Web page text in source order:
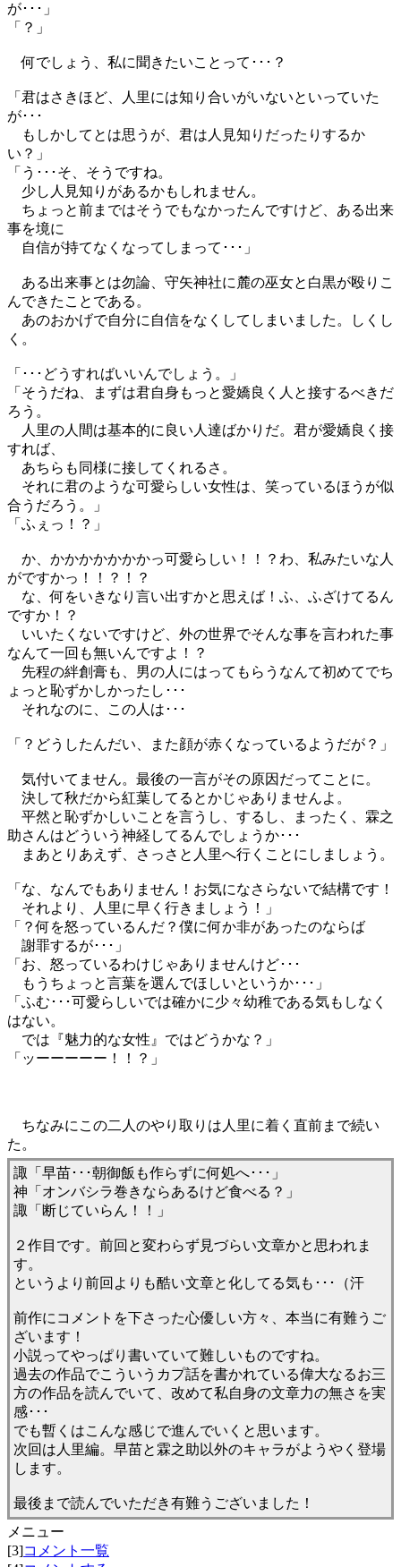
が･･･」
「？」
何でしょう、私に聞きたいことって･･･？
「君はさきほど、人里には知り合いがいないといっていた
が･･･
もしかしてとは思うが、君は人見知りだったりするか
い？」
「う･･･そ、そうですね。
少し人見知りがあるかもしれません。
ちょっと前まではそうでもなかったんですけど、ある出来
事を境に
自信が持てなくなってしまって･･･」
ある出来事とは勿論、守矢神社に麓の巫女と白黒が殴りこ
んできたことである。
あのおかげで自分に自信をなくしてしまいました。しくし
く。
「･･･どうすればいいんでしょう。」
「そうだね、まずは君自身もっと愛嬌良く人と接するべきだ
ろう。
人里の人間は基本的に良い人達ばかりだ。君が愛嬌良く接
すれば、
あちらも同様に接してくれるさ。
それに君のような可愛らしい女性は、笑っているほうが似
合うだろう。」
「ふぇっ！？」
か、かかかかかかかっ可愛らしい！！？わ、私みたいな人
がですかっ！！？！？
な、何をいきなり言い出すかと思えば！ふ、ふざけてるん
ですか！？
いいたくないですけど、外の世界でそんな事を言われた事
なんて一回も無いんですよ！？
先程の絆創膏も、男の人にはってもらうなんて初めてでち
ょっと恥ずかしかったし･･･
それなのに、この人は･･･
「？どうしたんだい、また顔が赤くなっているようだが？」
気付いてません。最後の一言がその原因だってことに。
決して秋だから紅葉してるとかじゃありませんよ。
平然と恥ずかしいことを言うし、するし、まったく、霖之
助さんはどういう神経してるんでしょうか･･･
まあとりあえず、さっさと人里へ行くことにしましょう。
「な、なんでもありません！お気になさらないで結構です！
それより、人里に早く行きましょう！」
「？何を怒っているんだ？僕に何か非があったのならば
謝罪するが･･･」
「お、怒っているわけじゃありませんけど･･･
もうちょっと言葉を選んでほしいというか･･･」
「ふむ･･･可愛らしいでは確かに少々幼稚である気もしなく
はない。
では『魅力的な女性』ではどうかな？」
「ッーーーーー！！？」
ちなみにこの二人のやり取りは人里に着く直前まで続い
た。
諏「早苗･･･朝御飯も作らずに何処へ･･･」
神「オンバシラ巻きならあるけど食べる？」
諏「断じていらん！！」
２作目です。前回と変わらず見づらい文章かと思われま
す。
というより前回よりも酷い文章と化してる気も･･･（汗
前作にコメントを下さった心優しい方々、本当に有難うご
ざいます！
小説ってやっぱり書いていて難しいものですね。
過去の作品でこういうカプ話を書かれている偉大なるお三
方の作品を読んでいて、改めて私自身の文章力の無さを実
感･･･
でも暫くはこんな感じで進んでいくと思います。
次回は人里編。早苗と霖之助以外のキャラがようやく登場
します。
最後まで読んでいただき有難うございました！
メニュー
[3]コメント一覧